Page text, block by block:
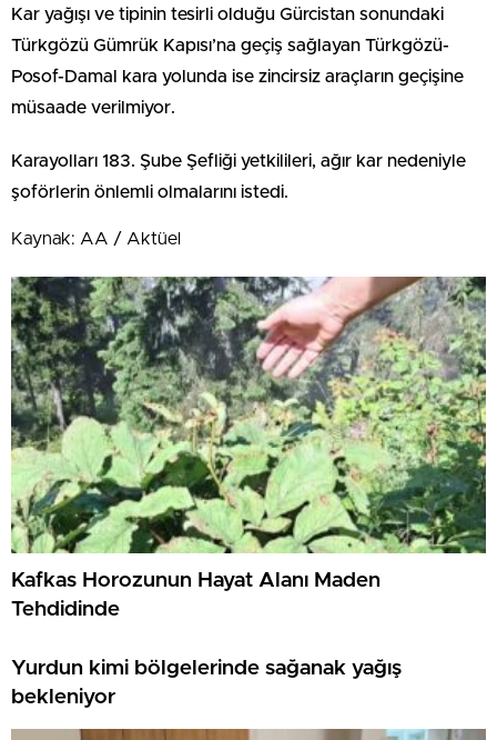
Kar yağışı ve tipinin tesirli olduğu Gürcistan sonundaki
Türkgözü Gümrük Kapısı’na geçiş sağlayan Türkgözü-
Posof-Damal kara yolunda ise zincirsiz araçların geçişine
müsaade verilmiyor.
Karayolları 183. Şube Şefliği yetkilileri, ağır kar nedeniyle
şoförlerin önlemli olmalarını istedi.
Kaynak: AA / Aktüel
Kafkas Horozunun Hayat Alanı Maden
Tehdidinde
Yurdun kimi bölgelerinde sağanak yağış
bekleniyor